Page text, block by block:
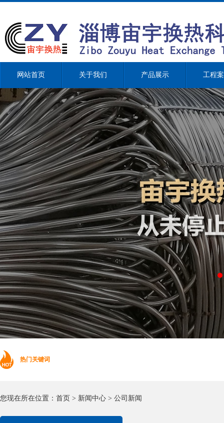
网站首页 关于我们 产品展示 工程
热门关键词
您现在所在位置： 首页 > 新闻中心 > 公司新闻